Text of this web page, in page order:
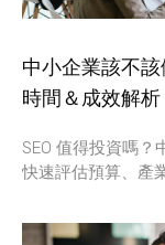
中小企業該不
時間＆成效解析
SEO 值得投資嗎？
快速評估預算、產